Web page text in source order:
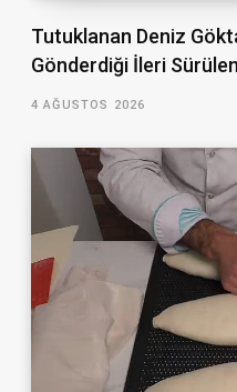
Tutuklanan Deniz
Gönderdiği İleri
4 AĞUSTOS 2026